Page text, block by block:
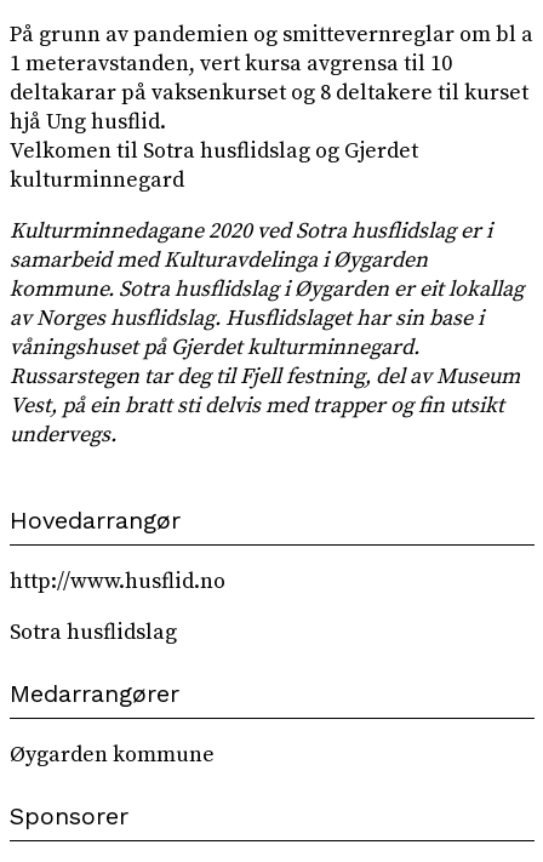
På grunn av pandemien og smittevernreglar om bl a
1 meteravstanden, vert kursa avgrensa til 10
deltakarar på vaksenkurset og 8 deltakere til kurset
hjå Ung husflid.
Velkomen til Sotra husflidslag og Gjerdet
kulturminnegard
Kulturminnedagane 2020 ved Sotra husflidslag er i
samarbeid med Kulturavdelinga i Øygarden
kommune. Sotra husflidslag i Øygarden er eit lokallag
av Norges husflidslag. Husflidslaget har sin base i
våningshuset på Gjerdet kulturminnegard.
Russarstegen tar deg til Fjell festning, del av Museum
Vest, på ein bratt sti delvis med trapper og fin utsikt
undervegs.
Hovedarrangør
http://www.husflid.no
Sotra husflidslag
Medarrangører
Øygarden kommune
Sponsorer